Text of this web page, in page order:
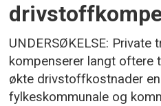
UNDERSØKELSE: Private
kompenserer langt oftere
økte drivstoffkostnader
fylkeskommunale og